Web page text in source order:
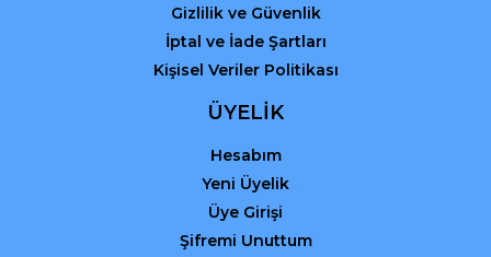
Gizlilik ve Güvenlik
İptal ve İade Şartları
Kişisel Veriler Politikası
ÜYELİK
Hesabım
Yeni Üyelik
Üye Girişi
Şifremi Unuttum